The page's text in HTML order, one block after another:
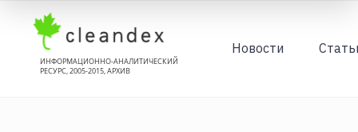
ИНФОРМАЦИОННО-АНАЛИТИЧЕСКИЙ
РЕСУРС, 2005-2015, АРХИВ
Новости